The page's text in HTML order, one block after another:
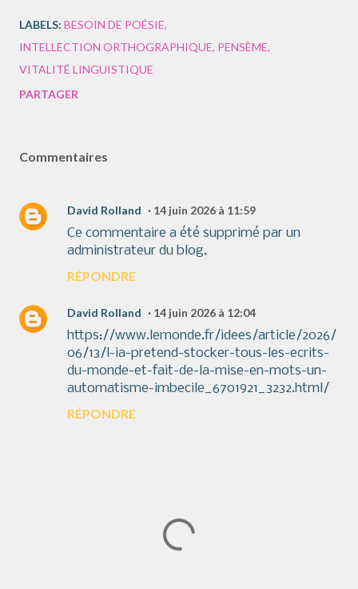
LABELS: BESOIN DE POÉSIE
INTELLECTION ORTHOGRAPHIQUE PENSÈME
VITALITÉ LINGUISTIQUE
PARTAGER
Commentaires
David Rolland 14 juin 2026 à 11:59
Ce commentaire a été supprimé par un
administrateur du blog.
RÉPONDRE
David Rolland 14 juin 2026 à 12:04
https://www.lemonde.fr/idees/article/2026/
06/13/l-ia-pretend-stocker-tous-les-ecrits-
du-monde-et-fait-de-la-mise-en-mots-un-
automatisme-imbecile_6701921_3232.html/
RÉPONDRE